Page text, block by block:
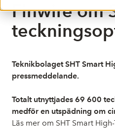
Finwire om
Teknikbolaget SHT Smart
pressmeddelande.
Totalt utnyttjades 69 600
medför en utspädning om
Läs mer om SHT Smart High-